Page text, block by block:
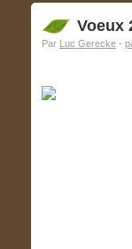
Voeux
Par Luc Gerecke -